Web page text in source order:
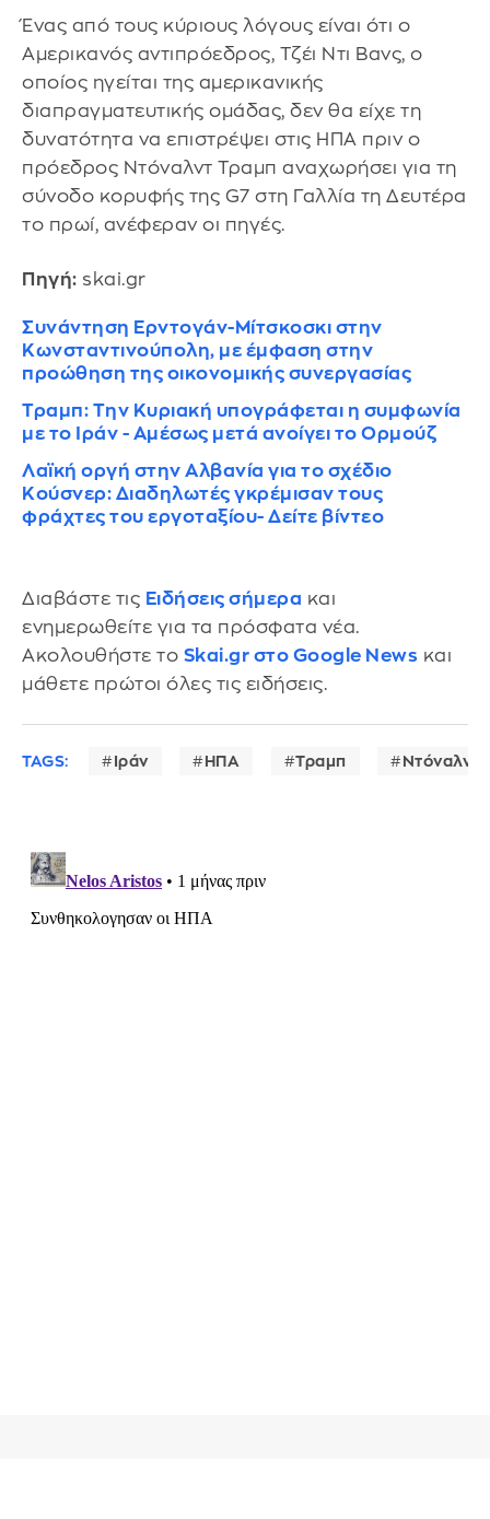
Ένας από τους κύριους λόγους είναι ότι ο
Αμερικανός αντιπρόεδρος, Τζέι Ντι Βανς, ο
οποίος ηγείται της αμερικανικής
διαπραγματευτικής ομάδας, δεν θα είχε τη
δυνατότητα να επιστρέψει στις ΗΠΑ πριν ο
πρόεδρος Ντόναλντ Τραμπ αναχωρήσει για τη
σύνοδο κορυφής της G7 στη Γαλλία τη Δευτέρα
το πρωί, ανέφεραν οι πηγές.
Πηγή: skai.gr
Συνάντηση Ερντογάν-Μίτσκοσκι στην
Κωνσταντινούπολη, με έμφαση στην
προώθηση της οικονομικής συνεργασίας
Τραμπ: Την Κυριακή υπογράφεται η συμφωνία
με το Ιράν - Αμέσως μετά ανοίγει το Ορμούζ
Λαϊκή οργή στην Αλβανία για το σχέδιο
Κούσνερ: Διαδηλωτές γκρέμισαν τους
φράχτες του εργοταξίου- Δείτε βίντεο
Διαβάστε τις Ειδήσεις σήμερα και
ενημερωθείτε για τα πρόσφατα νέα.
Ακολουθήστε το Skai.gr στο Google News και
μάθετε πρώτοι όλες τις ειδήσεις.
TAGS: Ιράν ΗΠΑ Τραμπ Ντόναλντ